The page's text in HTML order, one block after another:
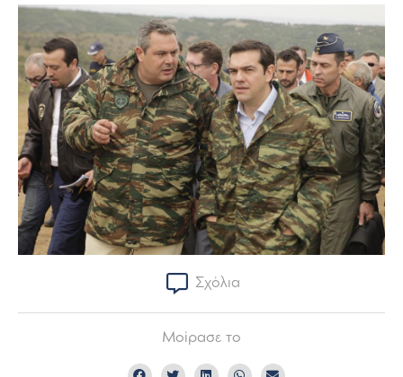
Σχόλια
Μοίρασε το